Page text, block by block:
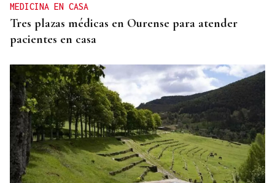
MEDICINA EN CASA
Tres plazas médicas en Ourense para atender
pacientes en casa